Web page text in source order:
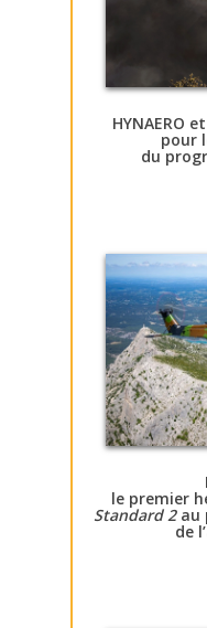
HYNAERO
pour
du
le premier
Standard 2au
de